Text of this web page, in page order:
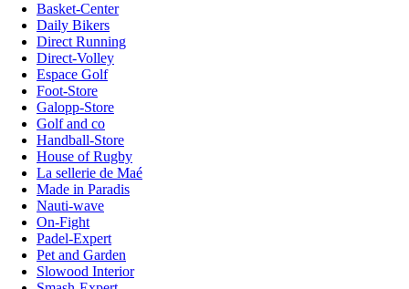
Basket-Center
Daily Bikers
Direct Running
Direct-Volley
Espace Golf
Foot-Store
Galopp-Store
Golf and co
Handball-Store
House of Rugby
La sellerie de Maé
Made in Paradis
Nauti-wave
On-Fight
Padel-Expert
Pet and Garden
Slowood Interior